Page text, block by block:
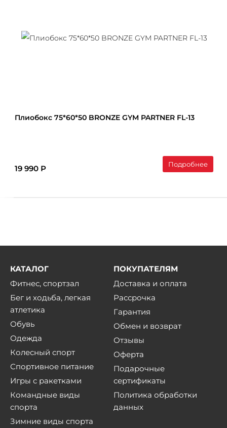
Плиобокс 75*60*50 BRONZE GYM PARTNER FL-13
19 990 Р Подробнее
КАТАЛОГ
Фитнес, спортзал
Бег и ходьба, легкая
атлетика
Обувь
Одежда
Колесный спорт
Спортивное питание
Игры с ракетками
Командные виды
спорта
Зимние виды спорта
ПОКУПАТЕЛЯМ
Доставка и оплата
Рассрочка
Гарантия
Обмен и возврат
Отзывы
Оферта
Подарочные
сертификаты
Политика обработки
данных